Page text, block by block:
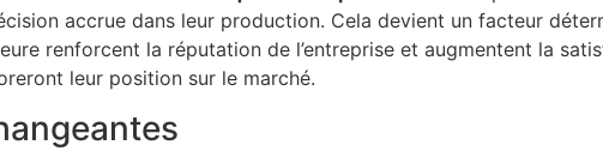
accrue dans leur production. Cela devient un facteur
renforcent la réputation de l’entreprise et augmentent la
leur position sur le marché.